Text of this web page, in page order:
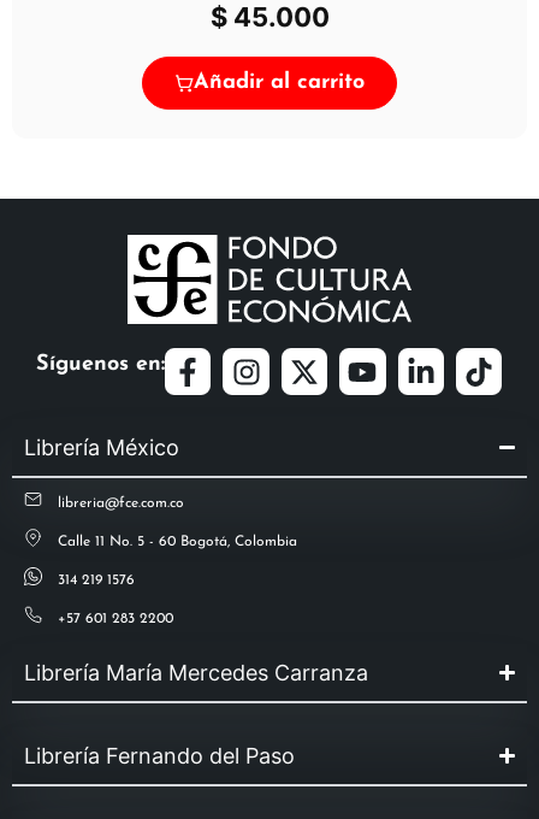
$45.000
Añadir al carrito
Síguenos en:
Librería México
libreria@fce.com.co
Calle 11 No. 5 - 60 Bogotá, Colombia
314 219 1576
+57 601 283 2200
Librería María Mercedes Carranza
Librería Fernando del Paso